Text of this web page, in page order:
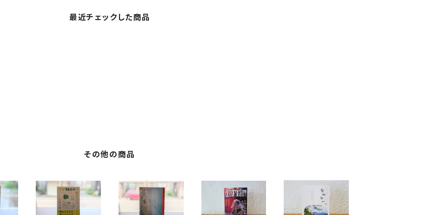
最近チェックした商品
その他の商品